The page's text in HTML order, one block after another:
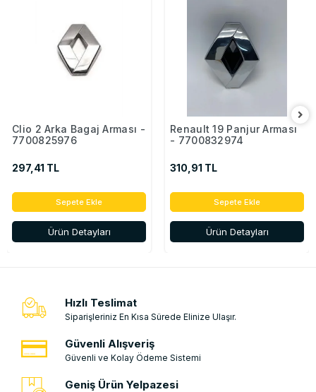
Clio 2 Arka Bagaj Arması -
7700825976
297,41 TL
Sepete Ekle
Ürün Detayları
Renault 19 Panjur Arması
- 7700832974
310,91 TL
Sepete Ekle
Ürün Detayları
Hızlı Teslimat
Siparişleriniz En Kısa Sürede Elinize Ulaşır.
Güvenli Alışveriş
Güvenli ve Kolay Ödeme Sistemi
Geniş Ürün Yelpazesi